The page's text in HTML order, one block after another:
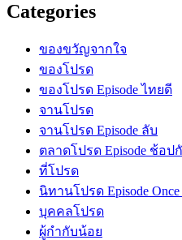
Categories
ของขวัญจากใจ
ของโปรด
ของโปรด Episode ไทยดี
จานโปรด
จานโปรด Episode ลับ
ตลาดโปรด Episode ช้อป
ที่โปรด
นิทานโปรด Episode Once
บุคคลโปรด
ผู้กำกับน้อย